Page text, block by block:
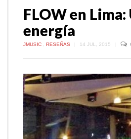
FLOW en
energía
JMUSIC RESEÑAS | 14 JUL, 2015 |